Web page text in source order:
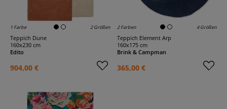
1 Farbe 2 Größen
Teppich Dune
160x230 cm
Edito
904,00 €
2 Farben 4 Größen
Teppich Element Arp
160x175 cm
Brink & Campman
365,00 €